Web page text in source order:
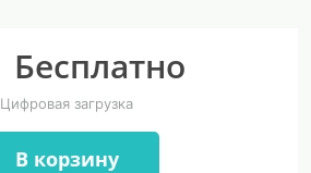
Бесплатно
Цифровая загрузка
В корзину